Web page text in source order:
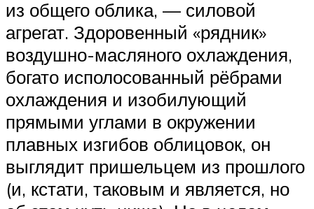
из общего облика, — силовой
агрегат. Здоровенный «рядник»
воздушно-масляного охлаждения,
богато исполосованный рёбрами
охлаждения и изобилующий
прямыми углами в окружении
плавных изгибов облицовок, он
выглядит пришельцем из прошлого
(и, кстати, таковым и является, но